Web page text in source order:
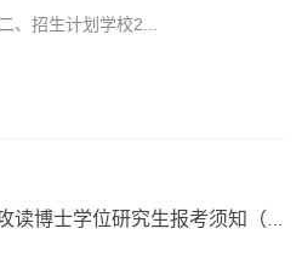
、招生计划学校2...